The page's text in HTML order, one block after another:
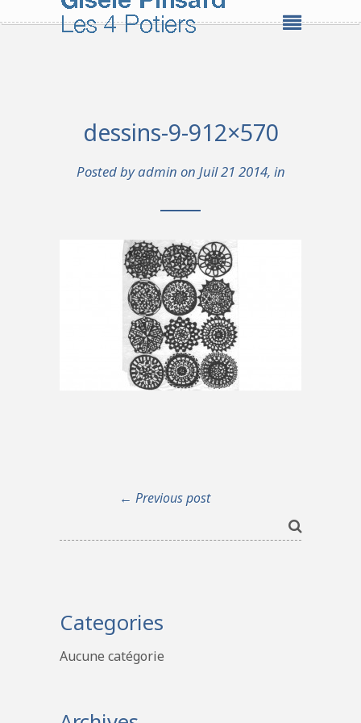
dessins-9-912×570
Posted byadmin on Juil 21 2014, in
← Previous post
Categories
Aucune catégorie